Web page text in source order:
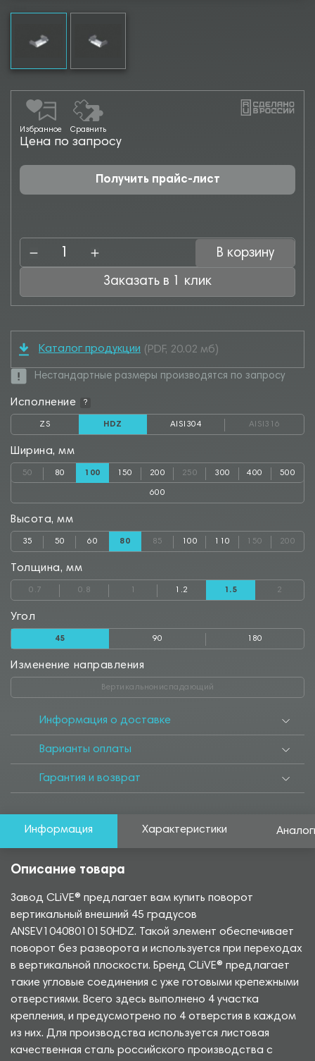
Избранное Сравнить
Цена по запросу
Получить прайс-лист
В корзину
Заказать в 1 клик
Каталог продукции (PDF, 20.02 мб)
Нестандартные размеры производятся по запросу
Исполнение ?
ZS HDZ AISI304 AISI316
Ширина, мм
50 80 100 150 200 250 300 400 500
600
Высота, мм
35 50 60 80 85 100 110 150 200
Толщина, мм
0.7 0.8 1.2 1.5 2
Угол
45 90 180
Изменение направления
Вертикальнониспадающий
Информация о доставке
Варианты оплаты
Гарантия и возврат
Информация Характеристики
Описание товара
Завод CLiVE® предлагает вам купить поворот
вертикальный внешний 45 градусов
ANSEV10408010150HDZ. Такой элемент обеспечивает
поворот без разворота и используется при переходах
в вертикальной плоскости. Бренд CLiVE® предлагает
такие угловые соединения с уже готовыми крепежными
отверстиями. Всего здесь выполнено 4 участка
крепления, и предусмотрено по 4 отверстия в каждом
из них. Для производства используется листовая
качественная сталь российского производства с